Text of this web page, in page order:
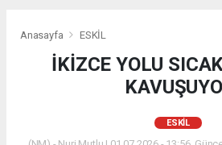
Anasayfa ESKİL
İKİZCE YOLU
ESKİL